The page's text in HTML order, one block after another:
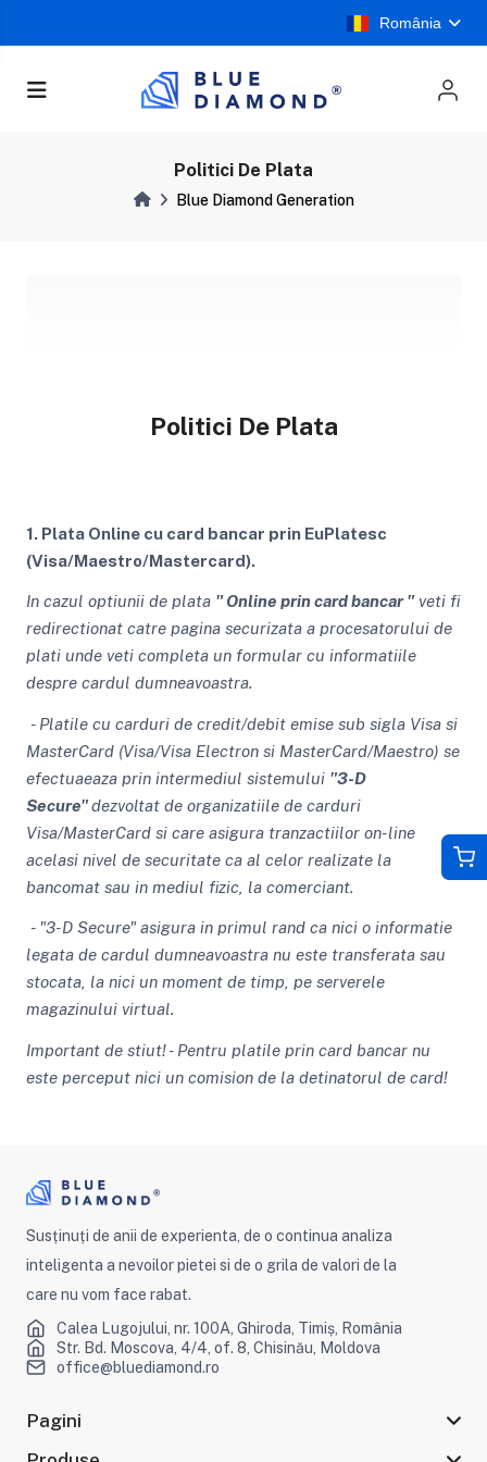
România
Politici De Plata
Blue Diamond Generation
Politici De Plata
1. Plata Online cu card bancar prin EuPlatesc
(Visa/Maestro/Mastercard).
In cazul optiunii de plata " Online prin card bancar "veti fi
redirectionat catre pagina securizata a procesatorului de
plati unde veti completa un formular cu informatiile
despre cardul dumneavoastra.
- Platile cu carduri de credit/debit emise sub sigla Visa si
MasterCard (Visa/Visa Electron si MasterCard/Maestro) se
efectuaeaza prin intermediul sistemului "3-D
Secure"dezvoltat de organizatiile de carduri
Visa/MasterCard si care asigura tranzactiilor on-line
acelasi nivel de securitate ca al celor realizate la
bancomat sau in mediul fizic, la comerciant.
- "3-D Secure" asigura in primul rand ca nici o informatie
legata de cardul dumneavoastra nu este transferata sau
stocata, la nici un moment de timp, pe serverele
magazinului virtual.
Important de stiut! - Pentru platile prin card bancar nu
este perceput nici un comision de la detinatorul de card!
Susținuți de anii de experienta, de o continua analiza
inteligenta a nevoilor pietei si de o grila de valori de la
care nu vom face rabat.
Calea Lugojului, nr. 100A, Ghiroda, Timiș, România
Str. Bd. Moscova, 4/4, of. 8, Chisinău, Moldova
office@bluediamond.ro
Pagini